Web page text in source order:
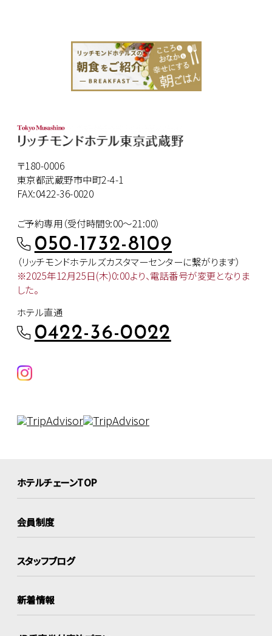
〒180-0006
東京都武蔵野市中町2-4-1
FAX:0422-36-0020
ご予約専用（受付時間9:00～21:00）
050-1732-8109
（リッチモンドホテルズカスタマーセンターに繋がります）
※2025年12月25日(木)0:00より、電話番号が変更となりま
した。
ホテル直通
0422-36-0022
ホテルチェーンTOP
会員制度
スタッフブログ
新着情報